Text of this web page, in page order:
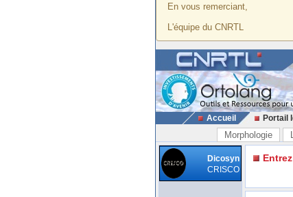
En vous remerciant,
L'équipe du CNRTL
Accueil Portail
Morphologie
Dicosyn
CRISCO